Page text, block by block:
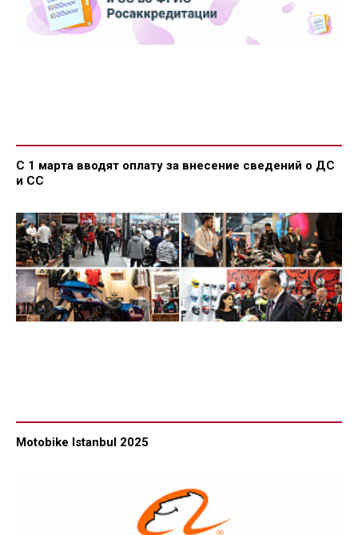
С 1 марта вводят оплату за внесение сведений о ДС
и СС
Motobike Istanbul 2025